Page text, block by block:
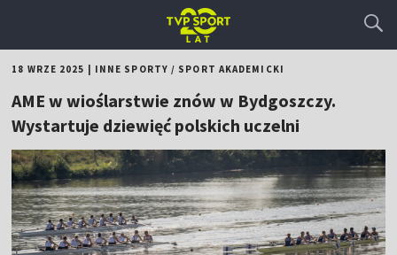
18 WRZE 2025 INNE SPORTY / SPORT AKADEMICKI
AME w wioślarstwie znów w Bydgoszczy.
Wystartuje dziewięć polskich uczelni